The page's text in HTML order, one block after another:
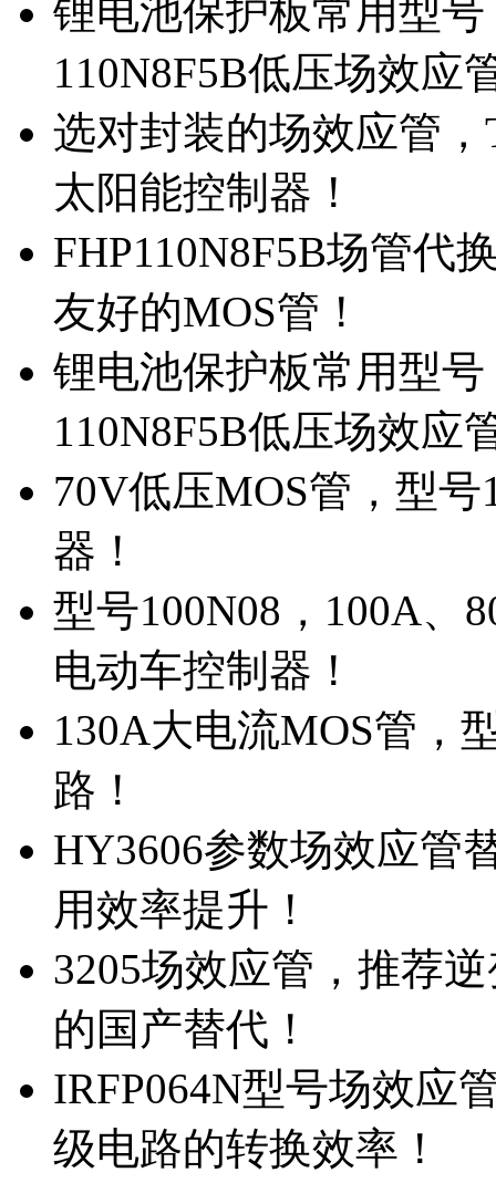
锂电池保护板常用型
110N8F5B低压场效应
选对封装的场效应管
太阳能控制器！
FHP110N8F5B场管代
友好的MOS管！
锂电池保护板常用型
110N8F5B低压场效应
70V低压MOS管，型
器！
型号100N08，100A、
电动车控制器！
130A大电流MOS管，
路！
HY3606参数场效应管
用效率提升！
3205场效应管，推荐
的国产替代！
IRFP064N型号场效应
级电路的转换效率！